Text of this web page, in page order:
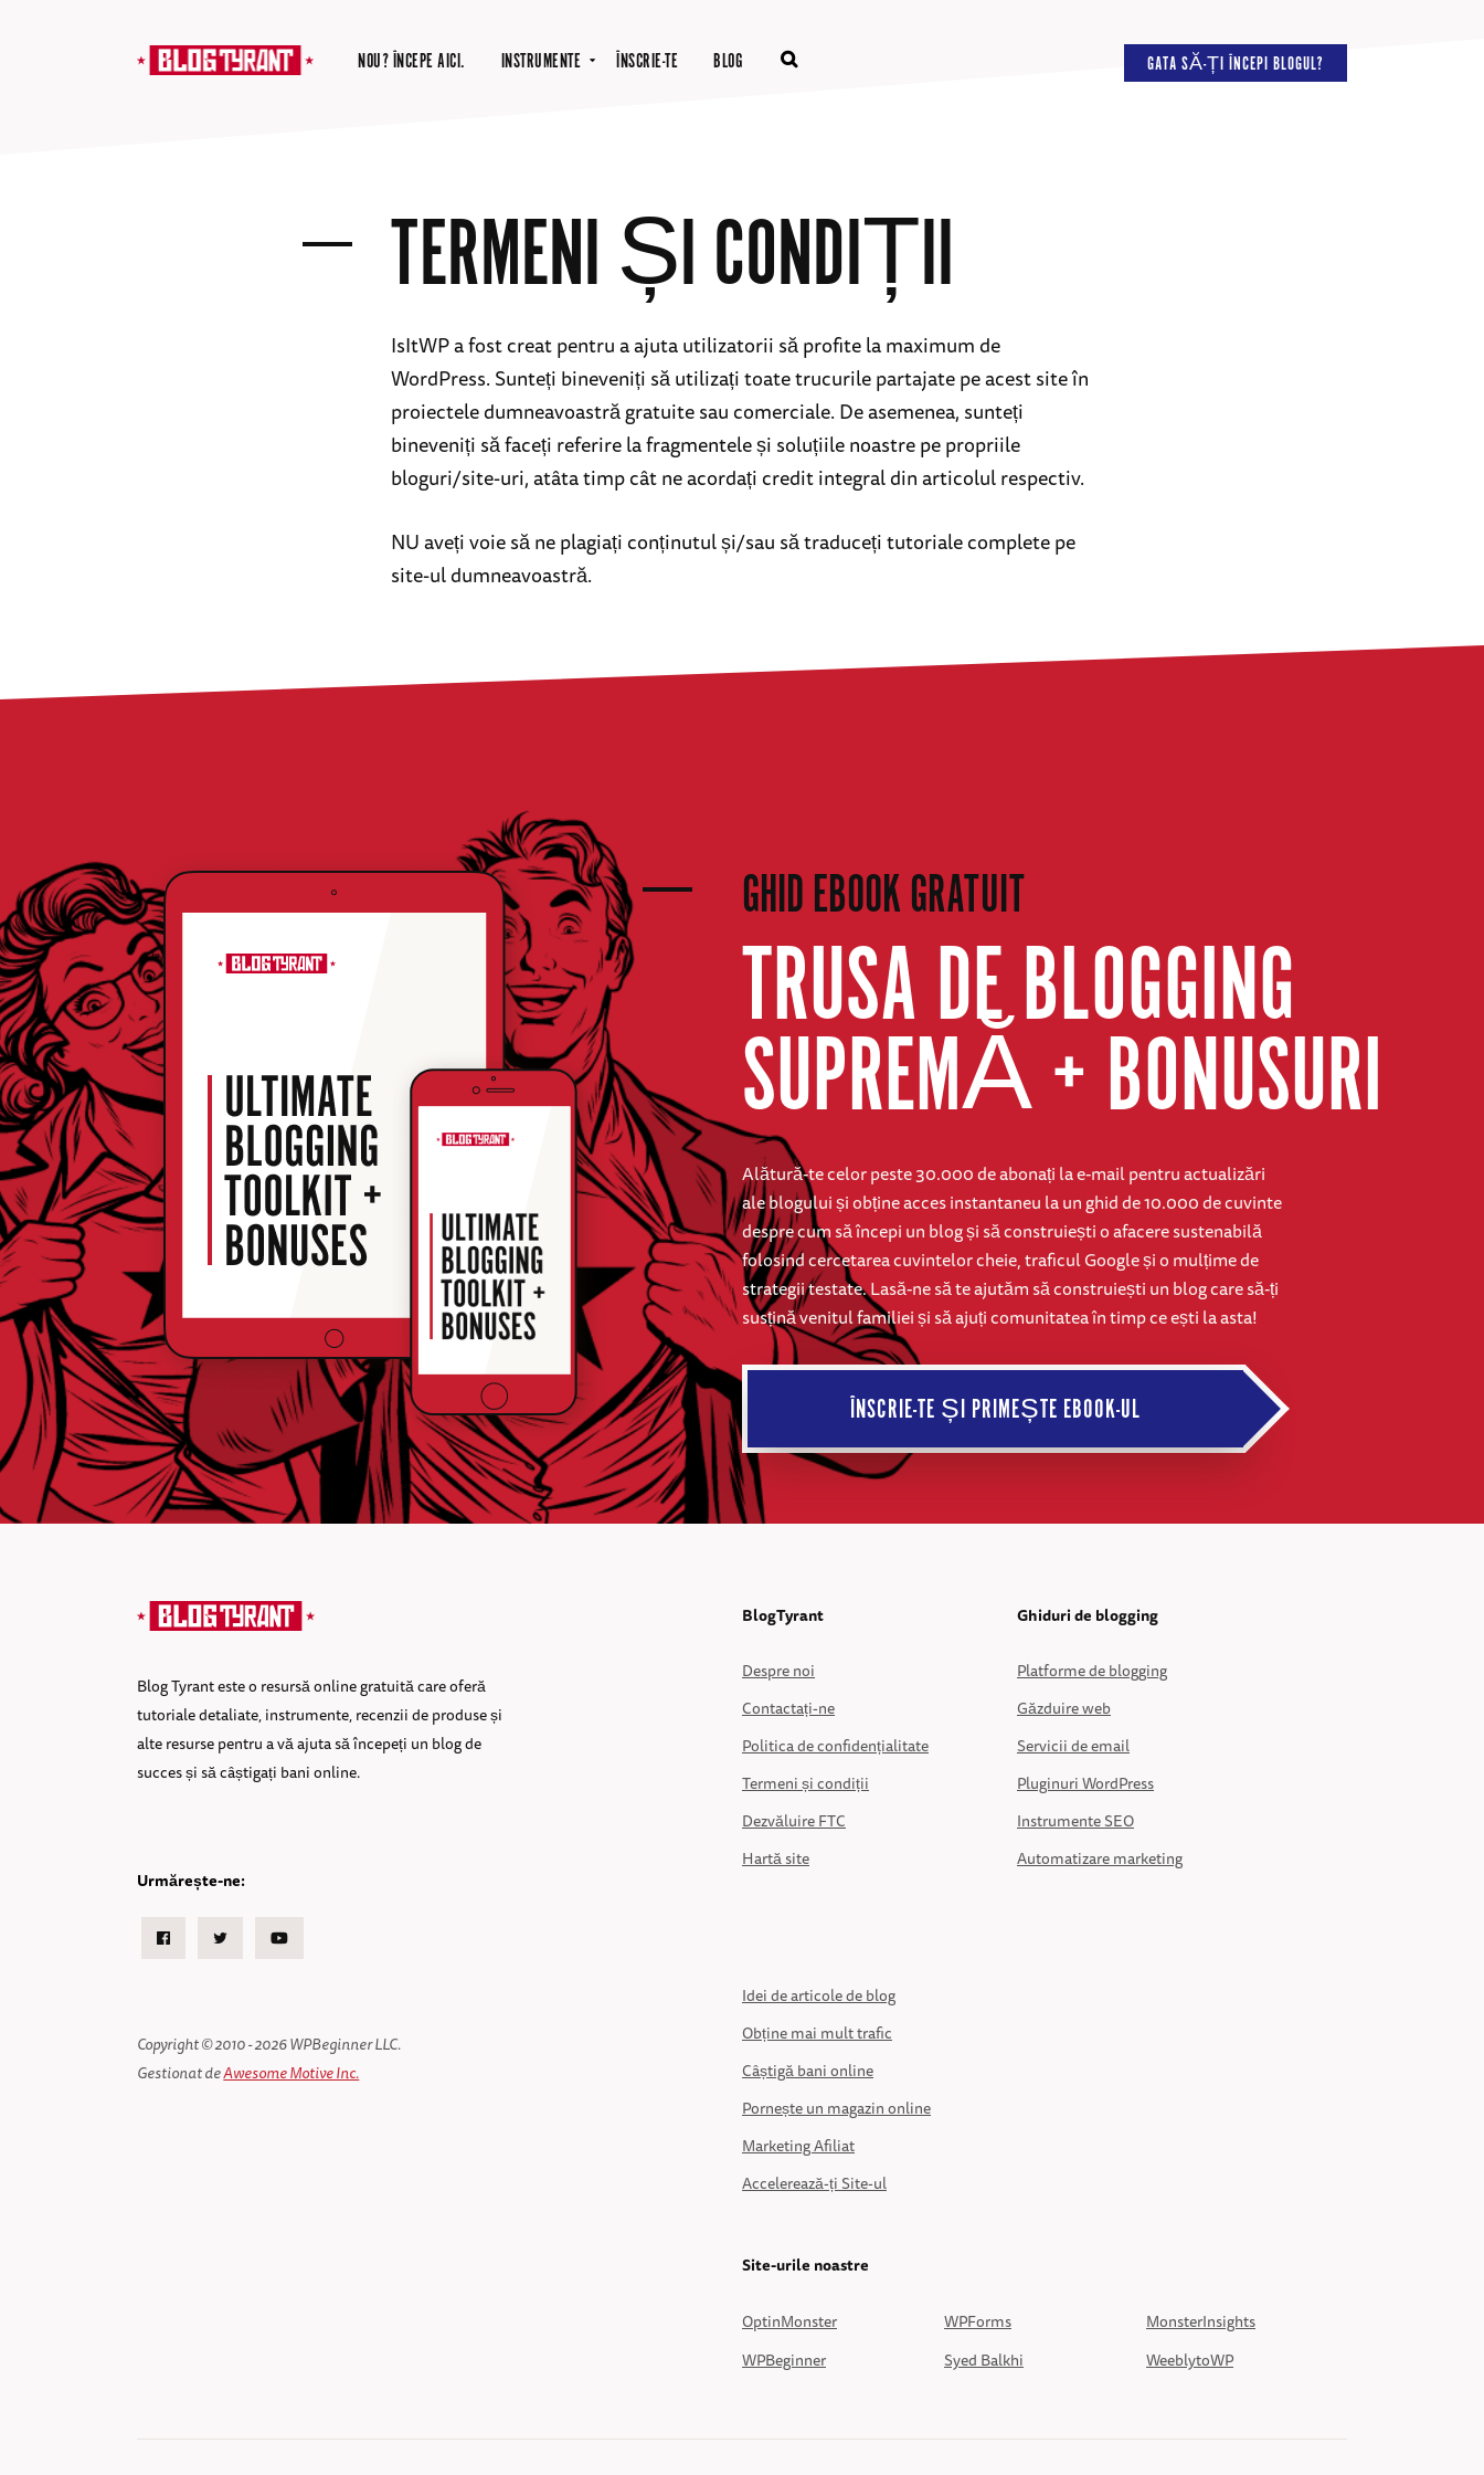
NOU? ÎNCEPE AICI. INSTRUMENTE ÎNSCRIE-TE BLOG GATA SĂ-ȚI ÎNCEPI BLOGUL?
TERMENI ȘI CONDIȚII
IsItWP a fost creat pentru a ajuta utilizatorii să profite la maximum de
WordPress. Sunteți bineveniți să utilizați toate trucurile partajate pe acest site în
proiectele dumneavoastră gratuite sau comerciale. De asemenea, sunteți
bineveniți să faceți referire la fragmentele și soluțiile noastre pe propriile
bloguri/site-uri, atâta timp cât ne acordați credit integral din articolul respectiv.
NU aveți voie să ne plagiați conținutul și/sau să traduceți tutoriale complete pe
site-ul dumneavoastră.
GHID EBOOK GRATUIT
TRUSA DE BLOGGING
SUPREMĂ + BONUSURI
Alătură-te celor peste 30.000 de abonați la e-mail pentru actualizări
ale blogului și obține acces instantaneu la un ghid de 10.000 de cuvinte
despre cum să începi un blog și să construiești o afacere sustenabilă
folosind cercetarea cuvintelor cheie, traficul Google și o mulțime de
strategii testate. Lasă-ne să te ajutăm să construiești un blog care să-ți
susțină venitul familiei și să ajuți comunitatea în timp ce ești la asta!
ÎNSCRIE-TE ȘI PRIMEȘTE EBOOK-UL
Blog Tyrant este o resursă online gratuită care oferă
tutoriale detaliate, instrumente, recenzii de produse și
alte resurse pentru a vă ajuta să începeți un blog de
succes și să câștigați bani online.
Urmărește-ne:
Facebook Twitter
Copyright © 2010 - 2026 WPBeginner LLC.
Gestionat deAwesome Motive Inc.
BlogTyrant
Despre noi
Contactați-ne
Politica de confidențialitate
Termeni și condiții
Dezvăluire FTC
Hartă site
Ghiduri de blogging
Platforme de blogging
Găzduire web
Servicii de email
Pluginuri WordPress
Instrumente SEO
Automatizare marketing
Idei de articole de blog
Obține mai mult trafic
Câștigă bani online
Pornește un magazin online
Marketing Afiliat
Accelerează-ți Site-ul
Site-urile noastre
OptinMonster WPForms
MonsterInsights
WPBeginner
Syed Balkhi WeeblytoWP